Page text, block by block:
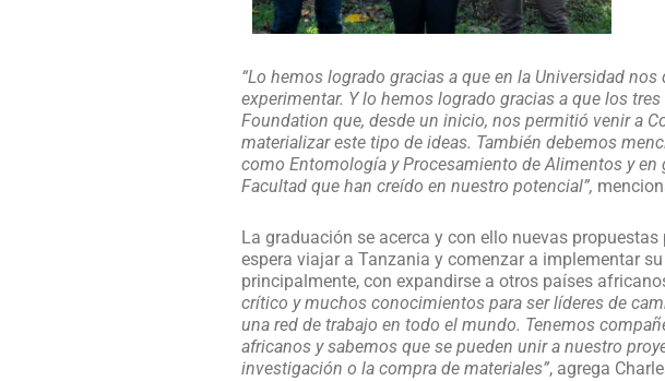
“Lo hemos logrado gracias a que en la Universidad
experimentar. Y lo hemos logrado gracias a que los
Foundation que, desde un inicio, nos permitió venir a
materializar este tipo de ideas. También debemos
como Entomología y Procesamiento de Alimentos y en
Facultad que han creído en nuestro potencial”,
La graduación se acerca y con ello nuevas
espera viajar a Tanzania y comenzar a implementar
principalmente, con expandirse a otros países
crítico y muchos conocimientos para ser líderes de
una red de trabajo en todo el mundo. Tenemos
africanos y sabemos que se pueden unir a nuestro
investigación o la compra de materiales”, agrega